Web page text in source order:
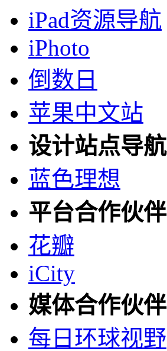
iPad资源导航
iPhoto
倒数日
苹果中文站
设计站点导航
蓝色理想
平台合作伙伴
花瓣
iCity
媒体合作伙伴
每日环球视野